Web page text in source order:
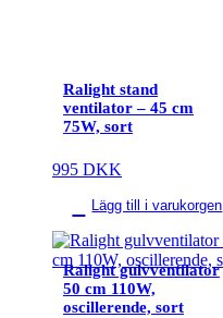
Ralight stand
ventilator – 45 cm
75W, sort
995 DKK
Lägg till i varukorgen
Ralight gulvventilator
50 cm 110W,
oscillerende, sort